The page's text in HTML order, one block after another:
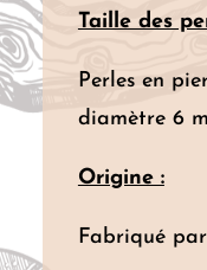
Taille des
Perles en
diamètre 6
Origine :
Fabriqué